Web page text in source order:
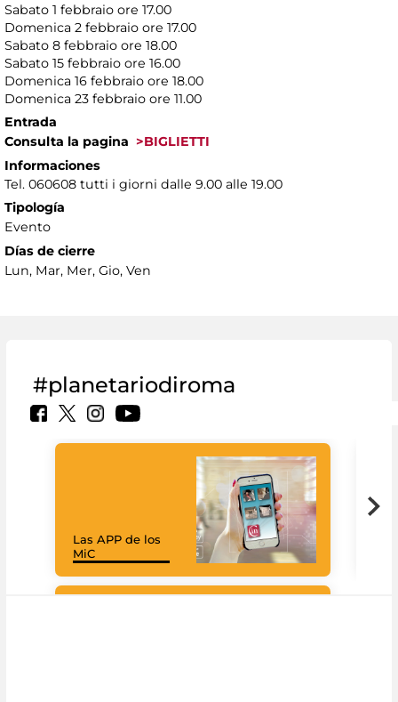
Sabato 1 febbraio ore 17.00
Domenica 2 febbraio ore 17.00
Sabato 8 febbraio ore 18.00
Sabato 15 febbraio ore 16.00
Domenica 16 febbraio ore 18.00
Domenica 23 febbraio ore 11.00
Entrada
Consulta la pagina >BIGLIETTI
Informaciones
Tel. 060608 tutti i giorni dalle 9.00 alle 19.00
Tipología
Evento
Días de cierre
Lun, Mar, Mer, Gio, Ven
#planetariodiroma
Las APP de los
MiC